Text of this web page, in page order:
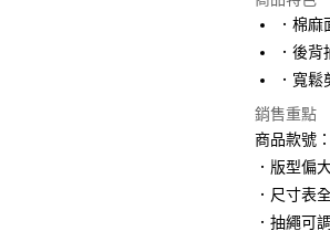
超商取貨
LINE Pay
運送方式
全家取貨
．棉
．後
．寬
銷售重點
商品款號
．版型偏
．尺寸表
．抽繩可